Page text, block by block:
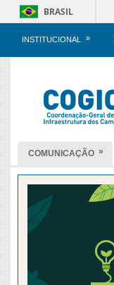
BRASIL
INSTITUCIONAL »
COMUNICAÇÃO »